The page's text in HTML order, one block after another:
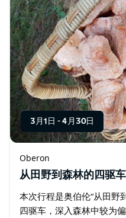
3月1日 - 4月30日
Oberon
从田野到森林的四驱
本次行程是奥伯伦“从田野
四驱车，深入森林中较为